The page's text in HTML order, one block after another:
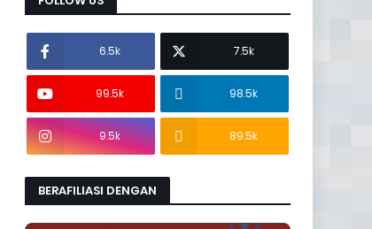
6.5k 7.5k
99.5k 98.5k
9.5k 89.5k
BERAFILIASI DENGAN